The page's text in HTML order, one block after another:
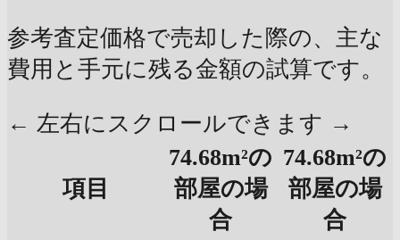
参考査定価格で売却した際の、主な
費用と手元に残る金額の試算です。
← 左右にスクロールできます →
項目
74.68m²の
部屋の場
合
74.68m²の
部屋の場
合